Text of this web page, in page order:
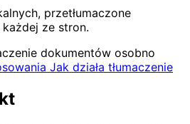
przetłumaczone
ze stron.
dokumentów osobno
Jak działa tłumaczenie